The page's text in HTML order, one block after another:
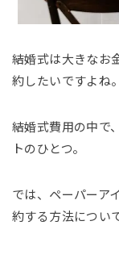
結婚式は大きなお
約したいですよね。
結婚式費用の中で
トのひとつ。
では、ペーパーア
約する方法につい